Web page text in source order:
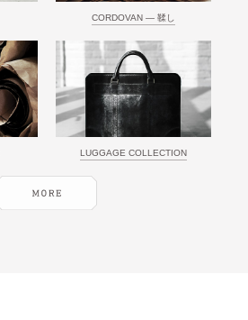
CORDOVAN ― 鞣し
LUGGAGE COLLECTION